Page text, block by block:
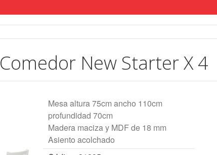
Comedor New Starter X 4
Mesa altura 75cm ancho 110cm
profundidad 70cm
Madera maciza y MDF de 18 mm
Asiento acolchado